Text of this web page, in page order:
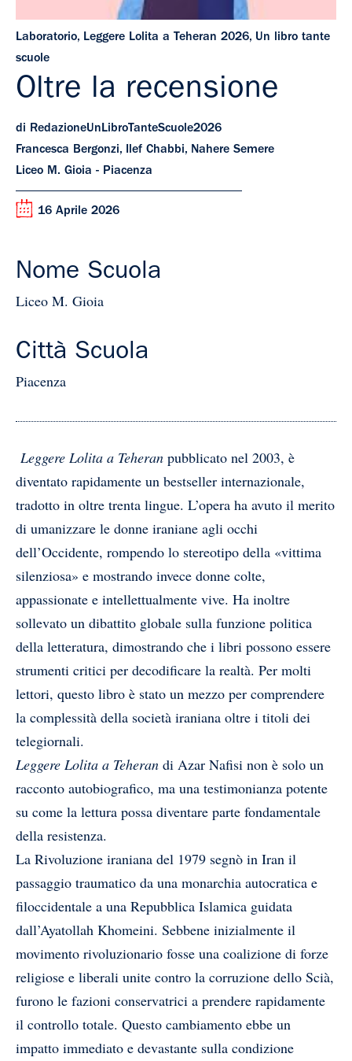
Laboratorio, Leggere Lolita a Teheran 2026, Un libro tante
scuole
Oltre la recensione
di RedazioneUnLibroTanteScuole2026
Francesca Bergonzi, Ilef Chabbi, Nahere Semere
Liceo M. Gioia - Piacenza
16 Aprile 2026
Nome Scuola
Liceo M. Gioia
Città Scuola
Piacenza
Leggere Lolita a Teheran pubblicato nel 2003, è
diventato rapidamente un bestseller internazionale,
tradotto in oltre trenta lingue. L’opera ha avuto il merito
di umanizzare le donne iraniane agli occhi
dell’Occidente, rompendo lo stereotipo della «vittima
silenziosa» e mostrando invece donne colte,
appassionate e intellettualmente vive. Ha inoltre
sollevato un dibattito globale sulla funzione politica
della letteratura, dimostrando che i libri possono essere
strumenti critici per decodificare la realtà. Per molti
lettori, questo libro è stato un mezzo per comprendere
la complessità della società iraniana oltre i titoli dei
telegiornali.
Leggere Lolita a Teheran di Azar Nafisi non è solo un
racconto autobiografico, ma una testimonianza potente
su come la lettura possa diventare parte fondamentale
della resistenza.
La Rivoluzione iraniana del 1979 segnò in Iran il
passaggio traumatico da una monarchia autocratica e
filoccidentale a una Repubblica Islamica guidata
dall’Ayatollah Khomeini. Sebbene inizialmente il
movimento rivoluzionario fosse una coalizione di forze
religiose e liberali unite contro la corruzione dello Scià,
furono le fazioni conservatrici a prendere rapidamente
il controllo totale. Questo cambiamento ebbe un
impatto immediato e devastante sulla condizione